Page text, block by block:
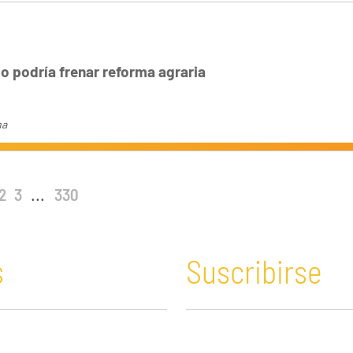
podría frenar reforma agraria
2 3 ... 330
Suscribirse